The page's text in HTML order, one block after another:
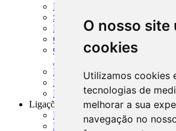
O nosso site
cookies
Utilizamos cookies
tecnologias de
melhorar a sua
navegação no
MCR - Manual de Crédito Rural
SISORF - Manual de
MASUP - Manual de
CADOC - Catálogo de
CNAE-CONCLA -
Atividades Econômicas
PMF - Cartilhas do BCB
Manuais Auxiliares do BCB e
Resenhas Diárias
Ligações Externas
Links Úteis
Presidência da República